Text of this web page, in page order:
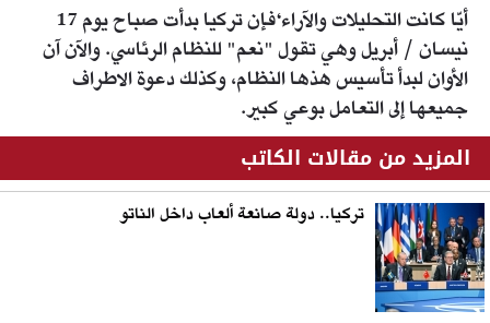
أيّا كانت التحليلات والآراء‘فإن تركيا بدأت صباح يوم 17
نيسان / أبريل وهي تقول "نعم" للنظام الرئاسي. والآن آن
الأوان لبدأ تأسيس هذها النظام، وكذلك دعوة الاطراف
جميعها إلى التعامل بوعي كبير.
المزيد من مقالات الكاتب
تركيا.. دولة صانعة ألعاب داخل الناتو